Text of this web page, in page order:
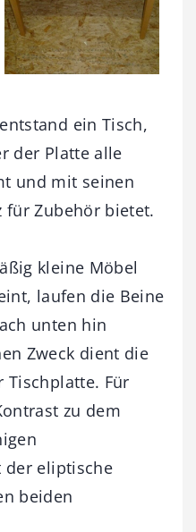
ein Tisch,
der Platte alle
und mit seinen
für Zubehör bietet.
kleine Möbel
laufen die Beine
unten hin
Zweck dient die
Tischplatte. Für
zu dem
der eliptische
beiden